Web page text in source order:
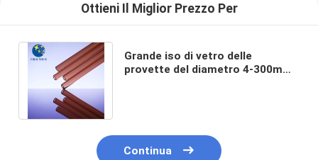
Ottieni Il Miglior Prezzo Per
Grande iso di vetro delle
provette del diametro 4-300mm
Continua